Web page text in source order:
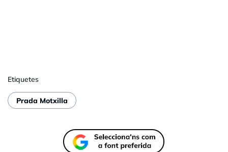
Etiquetes
Prada Motxilla